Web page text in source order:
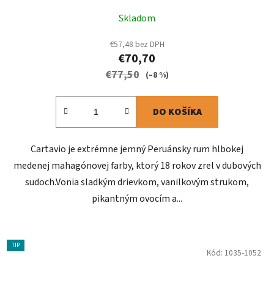
Skladom
€57,48 bez DPH
€70,70
€77,50 (–8 %)
DO KOŠÍKA
Cartavio je extrémne jemný Peruánsky rum hlbokej
medenej mahagónovej farby, ktorý 18 rokov zrel v dubových
sudoch.Vonia sladkým drievkom, vanilkovým strukom,
pikantným ovocím a...
TIP
Kód: 1035-1052